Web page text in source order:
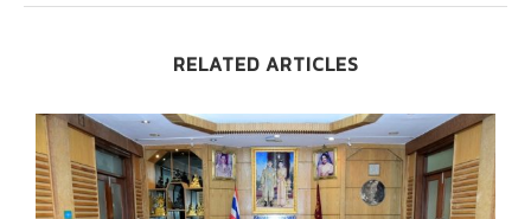
RELATED ARTICLES